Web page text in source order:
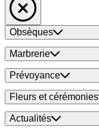
Obsèques
Marbrerie
Prévoyance
Fleurs et cérémonies
Actualités